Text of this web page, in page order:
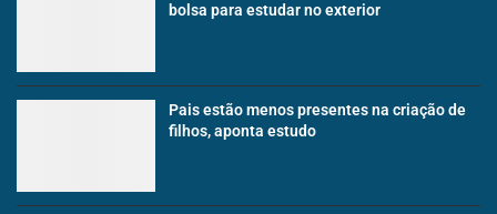
bolsa para estudar no exterior
Pais estão menos presentes na criação de
filhos, aponta estudo